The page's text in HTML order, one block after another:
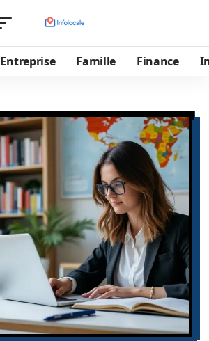
Entreprise Famille Finance